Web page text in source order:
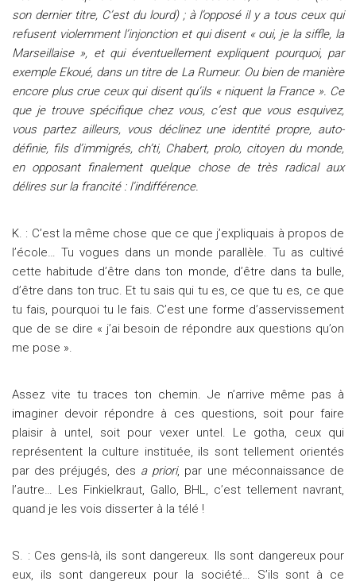
son dernier titre, C’est du lourd) ; à l’opposé il y a tous ceux qui
refusent violemment l’injonction et qui disent « oui, je la siffle, la
Marseillaise », et qui éventuellement expliquent pourquoi, par
exemple Ekoué, dans un titre de La Rumeur. Ou bien de manière
encore plus crue ceux qui disent qu’ils « niquent la France ». Ce
que je trouve spécifique chez vous, c’est que vous esquivez,
vous partez ailleurs, vous déclinez une identité propre, auto-
définie, fils d’immigrés, ch’ti, Chabert, prolo, citoyen du monde,
en opposant finalement quelque chose de très radical aux
délires sur la francité : l’indifférence.
K. : C’est la même chose que ce que j’expliquais à propos de
l’école… Tu vogues dans un monde parallèle. Tu as cultivé
cette habitude d’être dans ton monde, d’être dans ta bulle,
d’être dans ton truc. Et tu sais qui tu es, ce que tu es, ce que
tu fais, pourquoi tu le fais. C’est une forme d’asservissement
que de se dire « j’ai besoin de répondre aux questions qu’on
me pose ».
Assez vite tu traces ton chemin. Je n’arrive même pas à
imaginer devoir répondre à ces questions, soit pour faire
plaisir à untel, soit pour vexer untel. Le gotha, ceux qui
représentent la culture instituée, ils sont tellement orientés
par des préjugés, des a priori, par une méconnaissance de
l’autre… Les Finkielkraut, Gallo, BHL, c’est tellement navrant,
quand je les vois disserter à la télé !
S. : Ces gens-là, ils sont dangereux. Ils sont dangereux pour
eux, ils sont dangereux pour la société… S’ils sont à ce